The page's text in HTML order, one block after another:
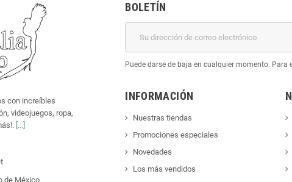
con increíbles
videojuegos, ropa,
[...]
de México
BOLETÍN
Puede darse de baja en cualquier momento.
INFORMACIÓN
Nuestras tiendas
Promociones especiales
Novedades
Los más vendidos